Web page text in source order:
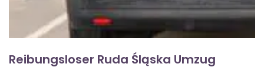
Reibungsloser Ruda Śląska Umzug